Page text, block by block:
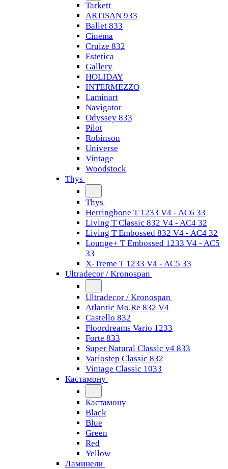
Tarkett
ARTISAN 933
Ballet 833
Cinema
Cruize 832
Estetica
Gallery
HOLIDAY
INTERMEZZO
Laminart
Navigator
Odyssey 833
Pilot
Robinson
Universe
Vintage
Woodstock
Thys
Thys
Herringbone T 1233 V4 - AC6 33
Living T Classic 832 V4 - AC4 32
Living T Embossed 832 V4 - AC4 32
Lounge+ T Embossed 1233 V4 - AC5
33
X-Treme T 1233 V4 - AC5 33
Ultradecor / Kronospan
Ultradecor / Kronospan
Atlantic Mo.Re 832 V4
Castello 832
Floordreams Vario 1233
Forte 833
Super Natural Classic v4 833
Variostep Classic 832
Vintage Classic 1033
Кастамону
Кастамону
Black
Blue
Green
Red
Yellow
Ламинели